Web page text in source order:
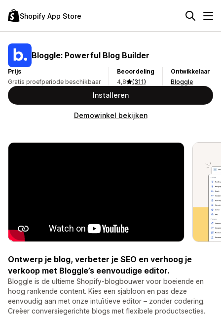
Shopify App Store
Bloggle: Powerful Blog Builder
Prijs
Gratis proefperiode beschikbaar
Beoordeling
4,8
(311)
Ontwikkelaar
Bloggle
Installeren
Demowinkel bekijken
Ontwerp je blog, verbeter je SEO en verhoog je
verkoop met Bloggle’s eenvoudige editor.
Bloggle is de ultieme Shopify-blogbouwer voor boeiende en
hoog rankende content. Kies een sjabloon en pas deze
eenvoudig aan met onze intuïtieve editor – zonder codering.
Creëer conversiegerichte blogs met flexibele productsecties.